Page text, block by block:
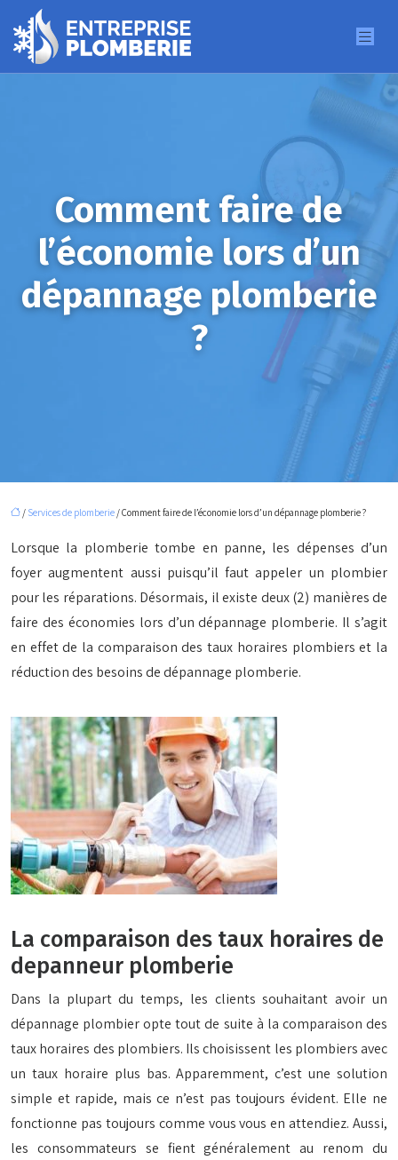
Comment faire de
l’économie lors d’un
dépannage plomberie
?
/ Services de plomberie / Comment faire de l’économie lors d’un dépannage plomberie ?
Lorsque la plomberie tombe en panne, les dépenses d’un
foyer augmentent aussi puisqu’il faut appeler un plombier
pour les réparations. Désormais, il existe deux (2) manières de
faire des économies lors d’un dépannage plomberie. Il s’agit
en effet de la comparaison des taux horaires plombiers et la
réduction des besoins de dépannage plomberie.
La comparaison des taux horaires de
depanneur plomberie
Dans la plupart du temps, les clients souhaitant avoir un
dépannage plombier opte tout de suite à la comparaison des
taux horaires des plombiers. Ils choisissent les plombiers avec
un taux horaire plus bas. Apparemment, c’est une solution
simple et rapide, mais ce n’est pas toujours évident. Elle ne
fonctionne pas toujours comme vous vous en attendiez. Aussi,
les consommateurs se fient généralement au renom du